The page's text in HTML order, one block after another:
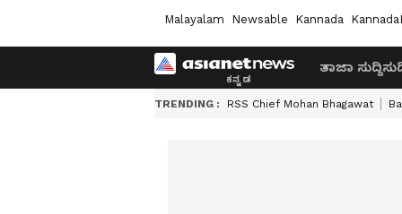
Malayalam Newsable Kannada
ತಾಜಾ ಸುದ್ದಿ
TRENDING : RSS Chief Mohan Bhagawat